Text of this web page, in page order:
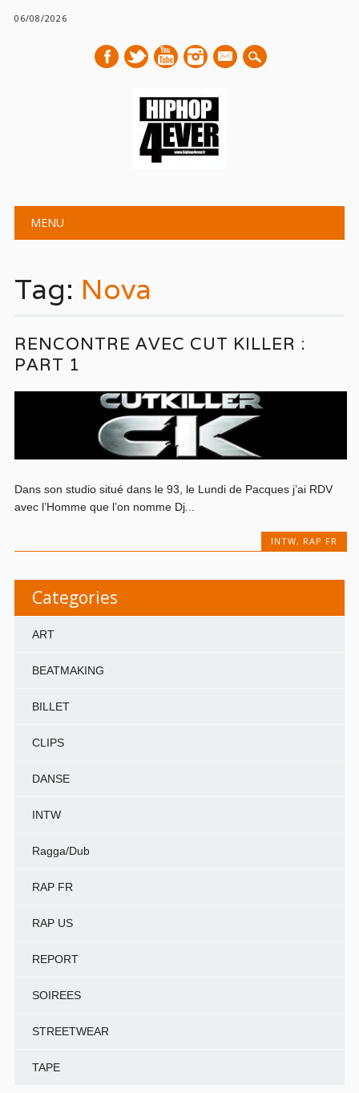
06/08/2026
mail
Main menu
MENU
Tag: Nova
RENCONTRE AVEC CUT KILLER :
PART 1
Dans son studio situé dans le 93, le Lundi de Pacques j’ai RDV
avec l’Homme que l’on nomme Dj...
INTW, RAP FR
Categories
ART
BEATMAKING
BILLET
CLIPS
DANSE
INTW
Ragga/Dub
RAP FR
RAP US
REPORT
SOIREES
STREETWEAR
TAPE